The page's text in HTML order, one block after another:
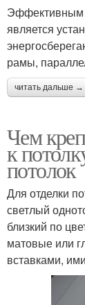
Эффективным
является
рамы,
читать дальше →
Чем
к
потолок
Для отделки
светлый
близкий по
матовые или
вставками,